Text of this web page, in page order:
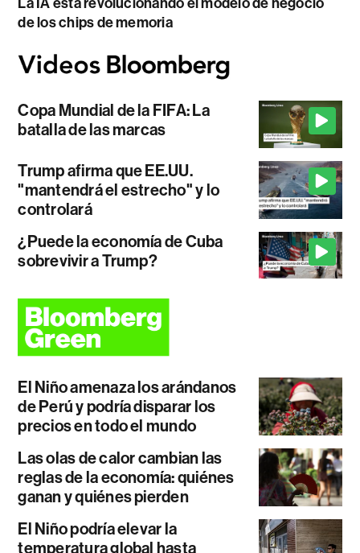
de los chips de memoria
Copa Mundial de la FIFA: La
batalla de las marcas
Trump afirma que EE.UU.
"mantendrá el estrecho" y lo
controlará
¿Puede la economía de Cuba
sobrevivir a Trump?
El Niño amenaza los arándanos
de Perú y podría disparar los
precios en todo el mundo
Las olas de calor cambian las
reglas de la economía: quiénes
ganan y quiénes pierden
El Niño podría elevar la
temperatura global hasta